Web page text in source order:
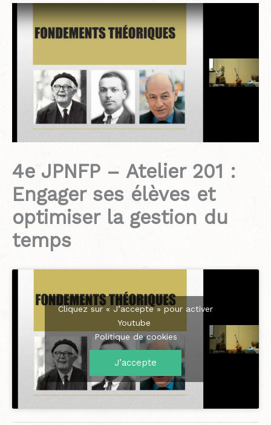
4e JPNFP – Atelier 201 :
Engager ses élèves et
optimiser la gestion du
temps
Cliquez sur « J’accepte » pour activer
Youtube
Politique de cookies
J’accepte